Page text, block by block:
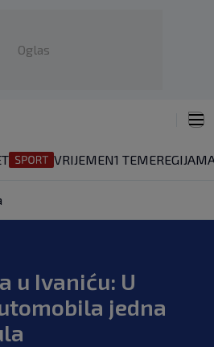
Oglas
VRIJEMEN1 TEMEREGIJA
u Ivaniću: U
jedna